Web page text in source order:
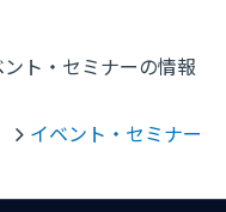
ト・セミナーの情報
イベント・セミナー